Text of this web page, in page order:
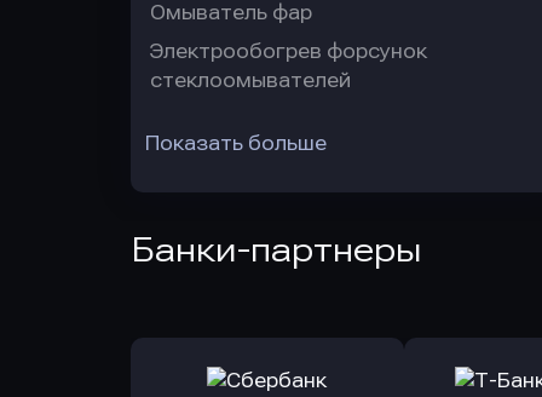
Омыватель фар
Электрообогрев форсунок
стеклоомывателей
Показать больше
Банки-партнеры